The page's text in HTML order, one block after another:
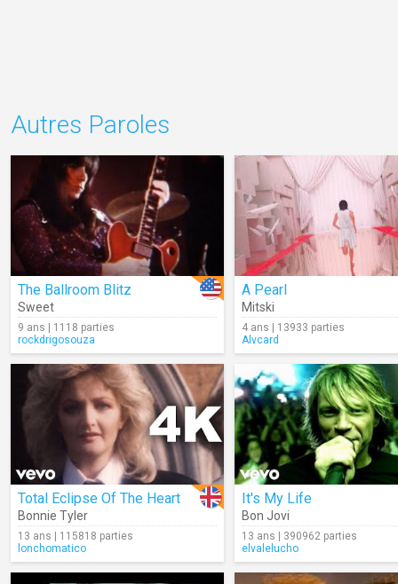
Autres Paroles
The Ballroom Blitz
Sweet
9 ans | 1118 parties
rockdrigosouza
A Pearl
Mitski
4 ans | 13933 parties
Alvcard
Total Eclipse Of The Heart
Bonnie Tyler
13 ans | 115818 parties
lonchomatico
It's My Life
Bon Jovi
13 ans | 390962 parties
elvalelucho